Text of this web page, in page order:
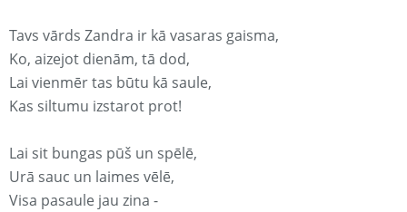
Tavs vārds Zandra ir kā vasaras gaisma,
Ko, aizejot dienām, tā dod,
Lai vienmēr tas būtu kā saule,
Kas siltumu izstarot prot!
Lai sit bungas pūš un spēlē,
Urā sauc un laimes vēlē,
Visa pasaule jau zina -